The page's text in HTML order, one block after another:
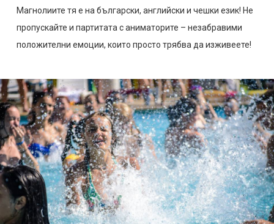
Магнолиите тя е нa български, английски и чешки език! Не
пропускайте и партитата с аниматорите – незабравими
положителни емоции, които просто трябва да изживеете!